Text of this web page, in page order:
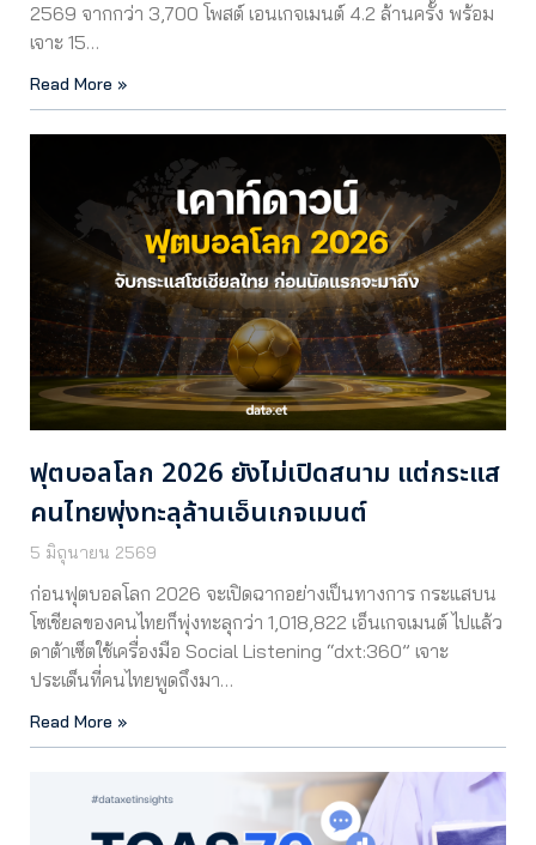
2569 จากกว่า 3,700 โพสต์ เอนเกจเมนต์ 4.2 ล้านครั้ง พร้อม
เจาะ 15…
Read More »
ฟุตบอลโลก 2026 ยังไม่เปิดสนาม แต่กระแส
คนไทยพุ่งทะลุล้านเอ็นเกจเมนต์
5 มิถุนายน 2569
ก่อนฟุตบอลโลก 2026 จะเปิดฉากอย่างเป็นทางการ กระแสบน
โซเชียลของคนไทยก็พุ่งทะลุกว่า 1,018,822 เอ็นเกจเมนต์ ไปแล้ว
ดาต้าเซ็ตใช้เครื่องมือ Social Listening “dxt:360” เจาะ
ประเด็นที่คนไทยพูดถึงมา…
Read More »